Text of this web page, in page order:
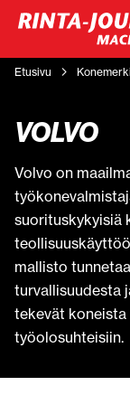
Etusivu
VOLVO
Volvo on
suorituskykyisiä
mallisto
turvallisuudesta
tekevät
työolosuhteisiin.